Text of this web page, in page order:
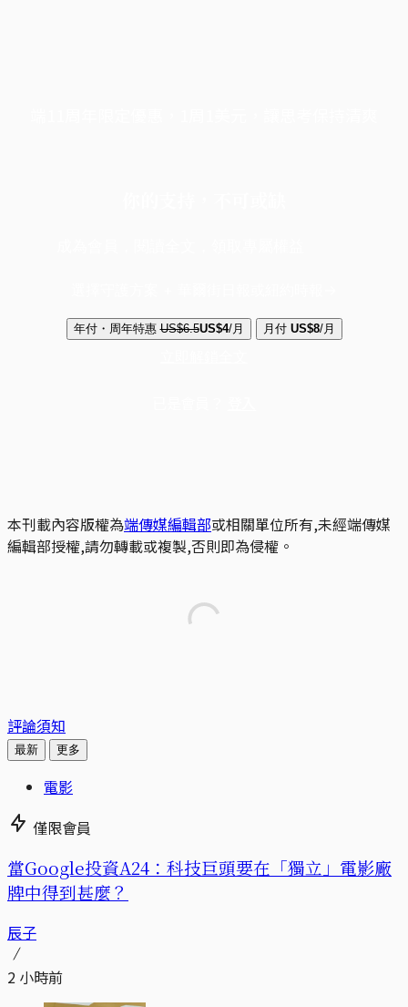
年付・周年特惠 US$6.5US$4/月 月付 US$8/月
本刊載內容版權為端傳媒編輯部或相關單位所有,未經端傳媒
編輯部授權,請勿轉載或複製,否則即為侵權。
評論須知
最新 更多
電影
僅限會員
當Google投資A24：科技巨頭要在「獨立」電影廠
牌中得到甚麼？
辰子
2 小時前